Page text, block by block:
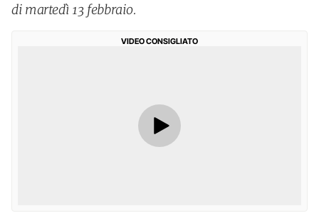
di martedì 13 febbraio.
VIDEO CONSIGLIATO